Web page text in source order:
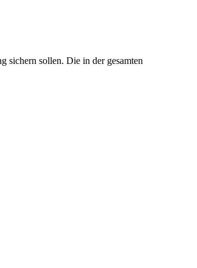
sichern sollen. Die in der gesamten